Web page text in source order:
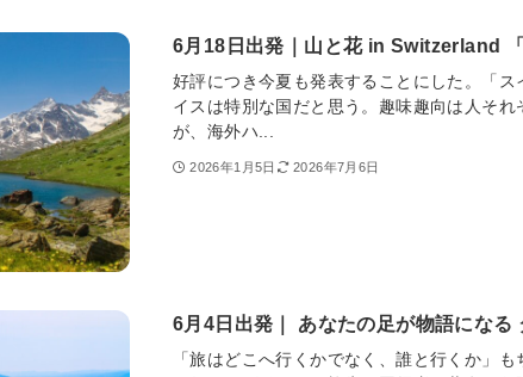
6月18日出発｜山と花 in Switzerland
好評につき今夏も発表することにした。「
イスは特別な国だと思う。趣味趣向は人そ
が、海外ハ...
2026年1月5日 2026年7月6日
6月4日出発｜ あなたの足が物語になる
「旅はどこへ行くかでなく、誰と行くか」